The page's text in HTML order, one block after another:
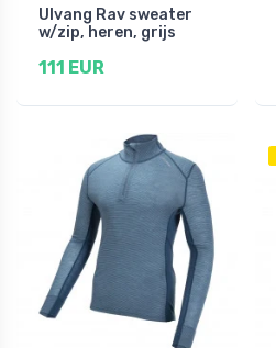
Ulvang Rav sweater
w/zip, heren, grijs
111 EUR